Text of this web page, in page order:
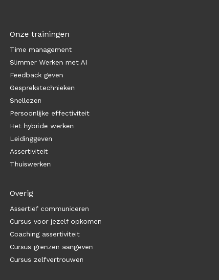
Onze trainingen
Time management
Slimmer Werken met AI
Feedback geven
Gesprekstechnieken
Snellezen
Persoonlijke effectiviteit
Het hybride werken
Leidinggeven
Assertiviteit
Thuiswerken
Overig
Assertief communiceren
Cursus voor jezelf opkomen
Coaching assertiviteit
Cursus grenzen aangeven
Cursus zelfvertrouwen